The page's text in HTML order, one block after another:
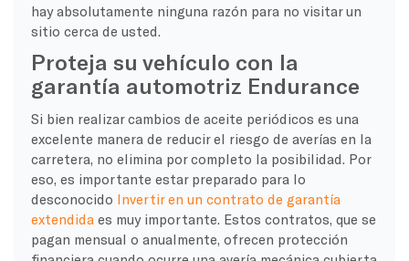
hay absolutamente ninguna razón para no visitar un
sitio cerca de usted.
Proteja su vehículo con la
garantía automotriz Endurance
Si bien realizar cambios de aceite periódicos es una
excelente manera de reducir el riesgo de averías en la
carretera, no elimina por completo la posibilidad. Por
eso, es importante estar preparado para lo
desconocido Invertir en un contrato de garantía
extendidaes muy importante. Estos contratos, que se
pagan mensual o anualmente, ofrecen protección